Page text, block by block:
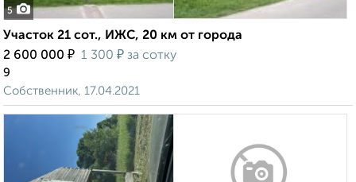
5
Участок 21 сот., ИЖС, 20 км от города
2 600 000 ₽ 1 300 ₽ за сотку
9
Собственник, 17.04.2021